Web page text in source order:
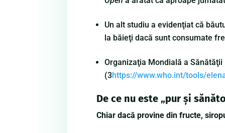
Un alt studiu a evidenţiat că
la băieţi dacă sunt consumate
Organizaţia Mondială a
(3https://www.who.int/tools/
De ce nu este „pur şi
Chiar dacă provine din fructe,